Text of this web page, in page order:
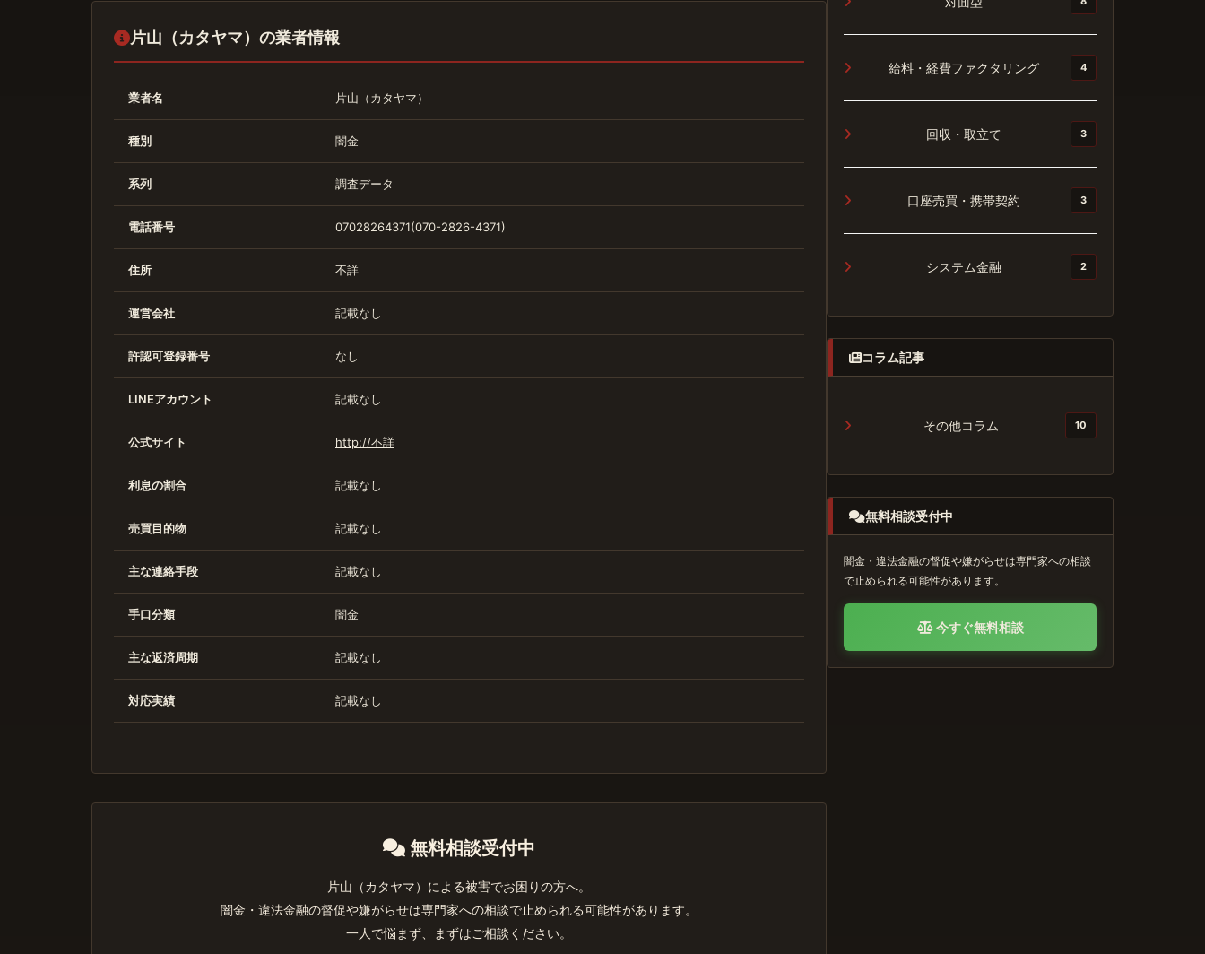
片山（カタヤマ）の業者情報
業者名 片山（カタヤマ）
種別 闇金
系列 調査データ
電話番号 07028264371(070-2826-4371)
住所 不詳
運営会社 記載なし
許認可登録番号 なし
LINEアカウント 記載なし
公式サイト http://不詳
利息の割合 記載なし
売買目的物 記載なし
主な連絡手段 記載なし
手口分類 闇金
主な返済周期 記載なし
対応実績 記載なし
無料相談受付中
片山（カタヤマ）による被害でお困りの方へ。
闇金・違法金融の督促や嫌がらせは専門家への相談で止められる可能性があります。
一人で悩まず、まずはご相談ください。
給料・経費ファクタリング 4
回収・取立て 3
口座売買・携帯契約 3
システム金融 2
コラム記事
その他コラム 10
無料相談受付中
闇金・違法金融の督促や嫌がらせは専門家への相談
で止められる可能性があります。
今すぐ無料相談